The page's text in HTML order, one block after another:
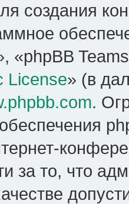
создания
«phpBB
License» (в
.
за то, что